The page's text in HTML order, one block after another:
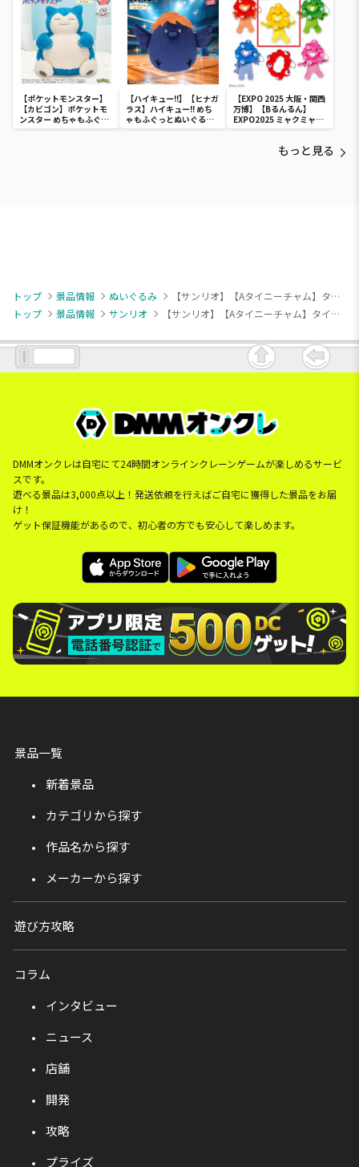
【ポケットモンスター】
【カビゴン】ポケットモ
ンスター めちゃもふぐっ
と ほっこりいやされぬい
【ハイキュー!!】【ヒナガ
ラス】ハイキュー!! めち
ゃもふぐっとぬいぐるみ
～ヒナガラス～
【EXPO 2025 大阪・関西
万博】【Bるんるん】
EXPO2025 ミャクミャク
カラフルゴム紐付きぬい
もっと見る
トップ 景品情報 ぬいぐるみ
【サンリオ】【Aタイニーチャム】タイニーチャム カラフルアイスクリームBIGぬいぐるみ
トップ
景品情報 サンリオ 【サンリオ】【Aタイニーチャム】タイニーチャム カラフルアイスクリームBIGぬいぐるみ
DMMオンクレは自宅にて24時間オンラインクレーンゲームが楽しめるサービ
スです。
遊べる景品は3,000点以上！発送依頼を行えばご自宅に獲得した景品をお届
け！
ゲット保証機能があるので、初心者の方でも安心して楽しめます。
景品一覧
新着景品
カテゴリから探す
作品名から探す
メーカーから探す
遊び方攻略
コラム
インタビュー
ニュース
店舗
開発
攻略
プライズ